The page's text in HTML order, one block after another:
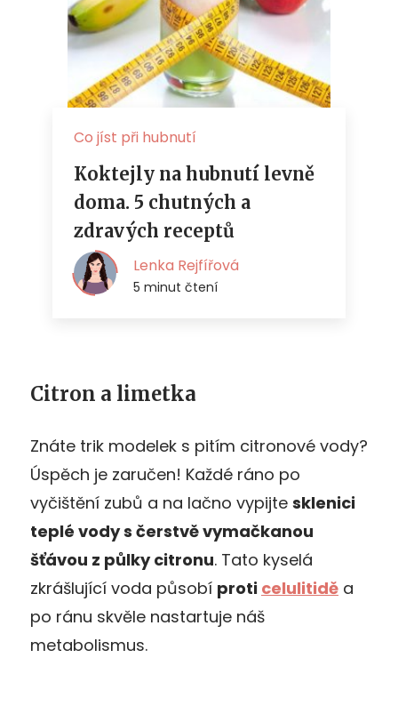
Citron a limetka
Znáte trik modelek s pitím citronové vody?
Úspěch je zaručen! Každé ráno po
vyčištění zubů a na lačno vypijte sklenici
teplé vody s čerstvě vymačkanou
šťávou z půlky citronu. Tato kyselá
zkrášlující voda působí proti celulitidě a
po ránu skvěle nastartuje náš
metabolismus.